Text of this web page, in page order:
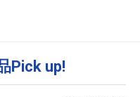
Pick up!